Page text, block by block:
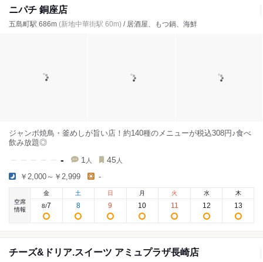
ニパチ 銅座店
五島町駅 686m (新地中華街駅 60m) / 居酒屋、もつ鍋、海鮮
ジャンボ焼鳥・釜めしが旨い店！約140種のメニューが税込308円♪食べ
飲み放題◎
- 1 人 45 人
￥2,000～￥2,999 -
空席
情報
金
8/7
土
8
日
9
月
10
火
11
水
12
木
13
チーズ&ドリア.スイーツ アミュプラザ長崎店